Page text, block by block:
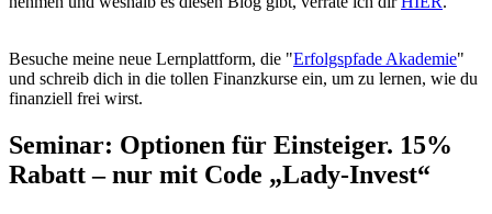
Besuche meine neue Lernplattform, die "Erfolgspfade Akademie"
und schreib dich in die tollen Finanzkurse ein, um zu lernen, wie du
finanziell frei wirst.
Seminar: Optionen für Einsteiger. 15%
Rabatt – nur mit Code „Lady-Invest“